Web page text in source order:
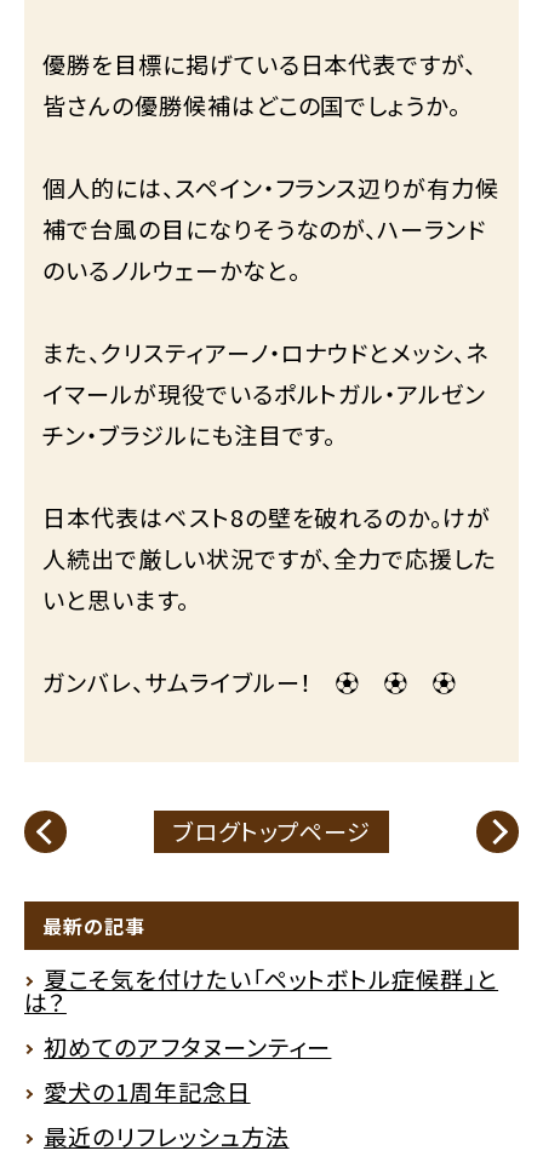
優勝を目標に掲げている日本代表ですが、
皆さんの優勝候補はどこの国でしょうか。
個人的には、スペイン・フランス辺りが有力候
補で台風の目になりそうなのが、ハーランド
のいるノルウェーかなと。
また、クリスティアーノ・ロナウドとメッシ、ネ
イマールが現役でいるポルトガル・アルゼン
チン・ブラジルにも注目です。
日本代表はベスト8の壁を破れるのか。けが
人続出で厳しい状況ですが、全力で応援した
いと思います。
ガンバレ、サムライブルー！ ⚽ ⚽ ⚽
ブログトップページ
最新の記事
夏こそ気を付けたい「ペットボトル症候群」と
は？
初めてのアフタヌーンティー
愛犬の1周年記念日
最近のリフレッシュ方法